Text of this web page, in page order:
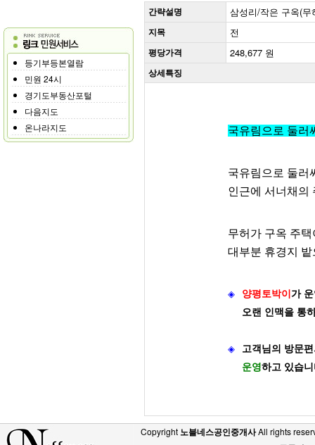
등기부등본열람
민원 24시
경기도부동산포털
다음지도
온나라지도
간략설명 삼성리/작은 구옥(
지목 전
평당가격 248,677 원
상세특징
국유림으로 둘러
국유림으로 둘러
인근에 서너채의
무허가 구옥 주
대부분 휴경지
◈ 양평토박이 가
오랜 인맥을 통
◈
고객님의 방문
운영하고 있습
Copyright 노블네스공인중개사All rights